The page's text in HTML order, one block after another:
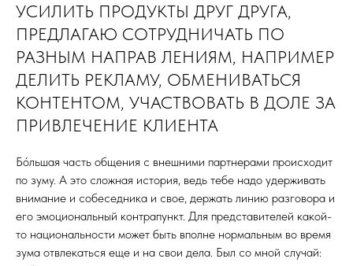
УСИЛИТЬ ПРОДУКТЫ ДРУГ ДРУГА,
ПРЕДЛАГАЮ СОТРУДНИЧАТЬ ПО
РАЗНЫМ НАПРАВ­ ЛЕНИЯМ, НАПРИМЕР
ДЕЛИТЬ РЕКЛАМУ, ОБМЕНИВАТЬСЯ
КОНТЕНТОМ, УЧАСТВОВАТЬ В ДОЛЕ ЗА
ПРИВЛЕЧЕНИЕ КЛИЕНТА
Бóльшая часть общения с внешними партнерами происходит
по зуму. А это сложная история, ведь тебе надо удерживать
внимание и собеседника и свое, держать линию разговора и
его эмоциональный контрапункт. Для представителей какой-
то национальности может быть вполне нормальным во время
зума отвлекаться еще и на свои дела. Был со мной случай: